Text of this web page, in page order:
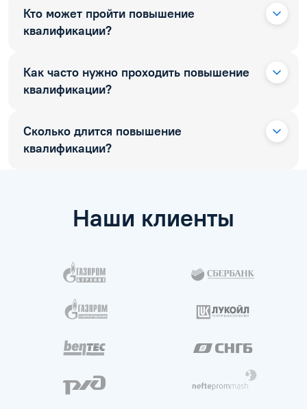
Кто может пройти повышение
квалификации?
Как часто нужно проходить повышение
квалификации?
Сколько длится повышение
квалификации?
Наши клиенты